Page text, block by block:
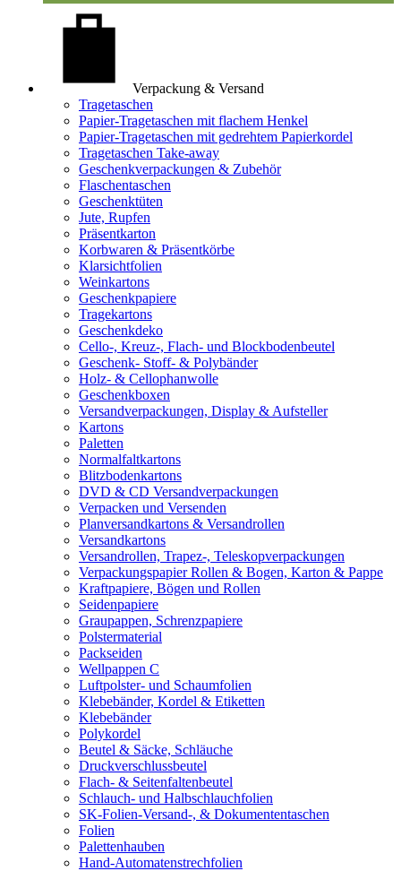
Verpackung & Versand
Tragetaschen
Papier-Tragetaschen mit flachem Henkel
Papier-Tragetaschen mit gedrehtem Papierkordel
Tragetaschen Take-away
Geschenkverpackungen & Zubehör
Flaschentaschen
Geschenktüten
Jute, Rupfen
Präsentkarton
Korbwaren & Präsentkörbe
Klarsichtfolien
Weinkartons
Geschenkpapiere
Tragekartons
Geschenkdeko
Cello-, Kreuz-, Flach- und Blockbodenbeutel
Geschenk- Stoff- & Polybänder
Holz- & Cellophanwolle
Geschenkboxen
Versandverpackungen, Display & Aufsteller
Kartons
Paletten
Normalfaltkartons
Blitzbodenkartons
DVD & CD Versandverpackungen
Verpacken und Versenden
Planversandkartons & Versandrollen
Versandkartons
Versandrollen, Trapez-, Teleskopverpackungen
Verpackungspapier Rollen & Bogen, Karton & Pappe
Kraftpapiere, Bögen und Rollen
Seidenpapiere
Graupappen, Schrenzpapiere
Polstermaterial
Packseiden
Wellpappen C
Luftpolster- und Schaumfolien
Klebebänder, Kordel & Etiketten
Klebebänder
Polykordel
Beutel & Säcke, Schläuche
Druckverschlussbeutel
Flach- & Seitenfaltenbeutel
Schlauch- und Halbschlauchfolien
SK-Folien-Versand-, & Dokumententaschen
Folien
Palettenhauben
Hand-Automatenstrechfolien